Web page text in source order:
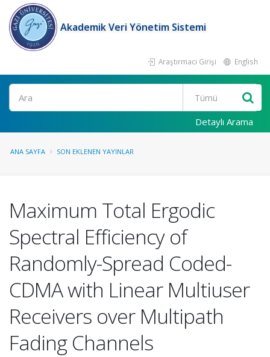
Akademik Veri Yönetim Sistemi
Araştırmacı Girişi English
Ara
Detaylı Arama
ANA SAYFA SON EKLENEN YAYINLAR
Maximum Total Ergodic
Spectral Efficiency of
Randomly-Spread Coded-
CDMA with Linear Multiuser
Receivers over Multipath
Fading Channels